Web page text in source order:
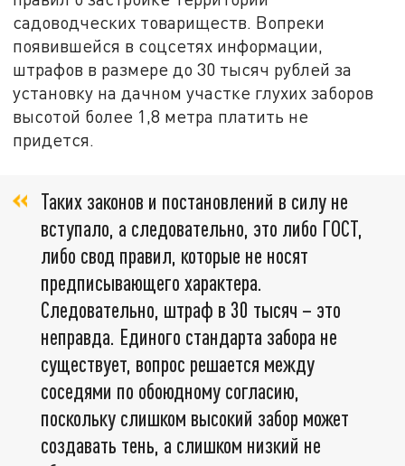
садоводческих товариществ. Вопреки
появившейся в соцсетях информации,
штрафов в размере до 30 тысяч рублей за
установку на дачном участке глухих заборов
высотой более 1,8 метра платить не
придется.
Таких законов и постановлений в силу не
вступало, а следовательно, это либо ГОСТ,
либо свод правил, которые не носят
предписывающего характера.
Следовательно, штраф в 30 тысяч – это
неправда. Единого стандарта забора не
существует, вопрос решается между
соседями по обоюдному согласию,
поскольку слишком высокий забор может
создавать тень, а слишком низкий не